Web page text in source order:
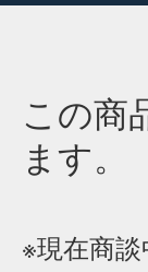
この商
ます。
※現在商